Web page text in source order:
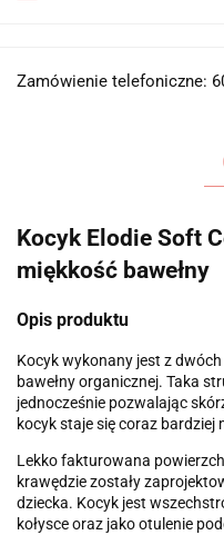
Zamówienie telefoniczne:
Kocyk Elodie Soft
miękkość bawełny
Opis produktu
Kocyk wykonany jest z
bawełny organicznej. Taka
jednocześnie pozwalając
kocyk staje się coraz bardziej
Lekko fakturowana
krawędzie zostały
dziecka. Kocyk jest
kołysce oraz jako otulenie